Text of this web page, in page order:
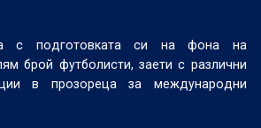
с подготовката си на фона на
брой футболисти, заети с различни
в прозореца за международни